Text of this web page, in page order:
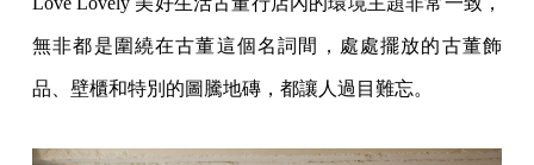
無非都是圍繞在古董這個名詞間，處處擺放的古董飾
品、壁櫃和特別的圖騰地磚，都讓人過目難忘。